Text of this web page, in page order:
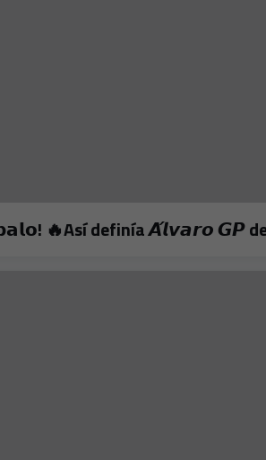
🔥Así definía 𝘼́𝙡𝙫𝙖𝙧𝙤 𝙂𝙋